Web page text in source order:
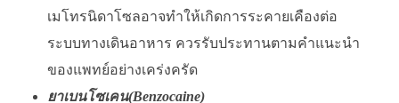
เมโทรนิดาโซลอาจทำให้เกิดการระคายเคืองต่อ
ระบบทางเดินอาหาร ควรรับประทานตามคำแนะนำ
ของแพทย์อย่างเคร่งครัด
ยาเบนโซเคน(Benzocaine)